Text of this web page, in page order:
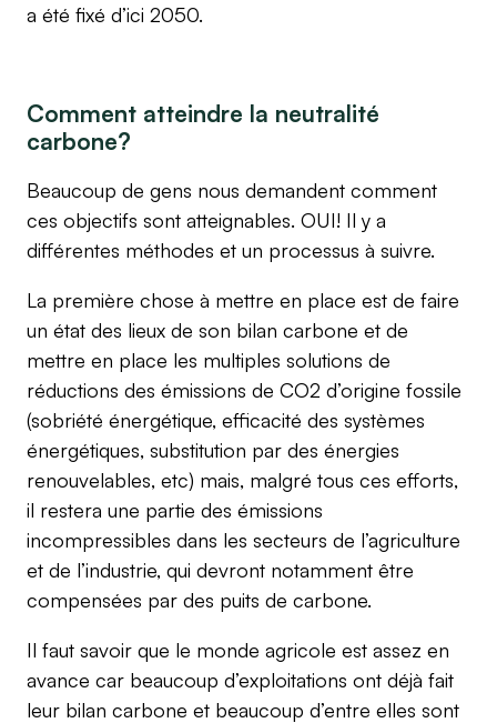
a été fixé d’ici 2050.
Comment atteindre la neutralité
carbone?
Beaucoup de gens nous demandent comment
ces objectifs sont atteignables. OUI! Il y a
différentes méthodes et un processus à suivre.
La première chose à mettre en place est de faire
un état des lieux de son bilan carbone et de
mettre en place les multiples solutions de
réductions des émissions de CO2 d’origine fossile
(sobriété énergétique, efficacité des systèmes
énergétiques, substitution par des énergies
renouvelables, etc) mais, malgré tous ces efforts,
il restera une partie des émissions
incompressibles dans les secteurs de l’agriculture
et de l’industrie, qui devront notamment être
compensées par des puits de carbone.
Il faut savoir que le monde agricole est assez en
avance car beaucoup d’exploitations ont déjà fait
leur bilan carbone et beaucoup d’entre elles sont